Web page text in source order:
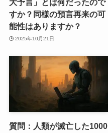
大予言」とは何だったので
すか？同様の預言再来の可
能性はありますか？
2025年10月21日
質問：人類が滅亡した1000